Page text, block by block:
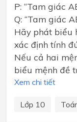
P: “Tam giác
Q: “Tam giác
Hãy phát biểu
xác định tính
Nếu cả hai
biểu mệnh đề
Xem chi tiết
Lớp 10